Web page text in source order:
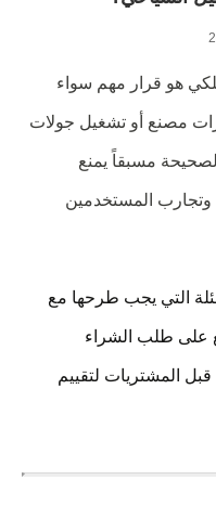
هو قرار مهم سواء
مصنع أو تشغيل جولات
مسبقاً يمنع
وتجارب المستخدمين
التي يجب طرحها مع
على طلب الشراء
المشتريات لتقييم